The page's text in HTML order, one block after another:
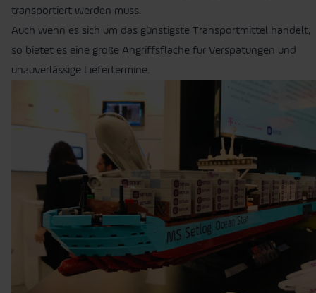
transportiert werden muss.
Auch wenn es sich um das günstigste Transportmittel handelt,
so bietet es eine große Angriffsfläche für Verspätungen und
unzuverlässige Liefertermine.